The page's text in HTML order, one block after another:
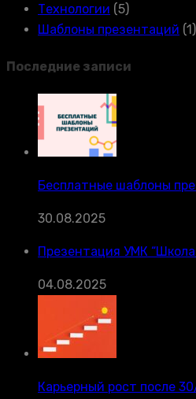
Технологии (5)
Шаблоны презентаций (1)
Последние записи
Бесплатные шаблоны
30.08.2025
Презентация УМК
04.08.2025
Карьерный рост после